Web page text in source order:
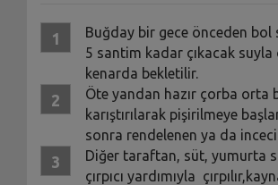
Buğday bir gece önceden bol
5 santim kadar çıkacak suyla
kenarda bekletilir.
Öte yandan hazır çorba orta
karıştırılarak pişirilmeye
sonra rendelenen ya da
Diğer taraftan, süt, yumurta
çırpıcı yardımıyla